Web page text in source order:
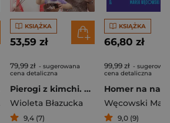
KSIĄŻKA
53,59 zł
79,99 zł - sugerowana
cena detaliczna
Pierogi z kimchi. Moje ulubione azjatyckie przepisy
Wioleta Błazucka
9,4 (7)
KSIĄŻKA
66,80 zł
99,99 zł -
cena detaliczna
Węcowski
9,0 (9)